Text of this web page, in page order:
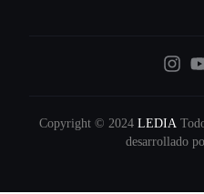
Copyright © 2024 LEDIA
desarrollado